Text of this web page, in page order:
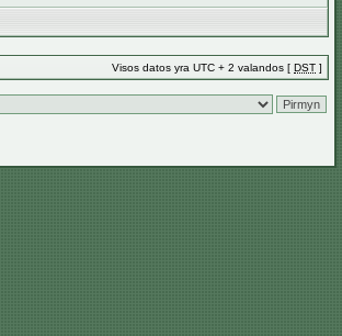
Visos datos yra UTC + 2 valandos [ DST ]